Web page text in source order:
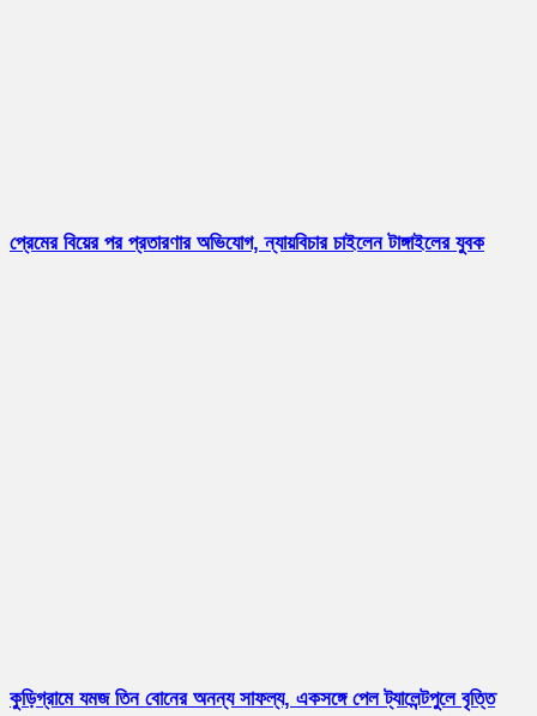
প্রেমের বিয়ের পর প্রতারণার অভিযোগ, ন্যায়বিচার চাইলেন টাঙ্গাইলের যুবক
কুড়িগ্রামে যমজ তিন বোনের অনন্য সাফল্য, একসঙ্গে পেল ট্যালেন্টপুলে বৃত্তি